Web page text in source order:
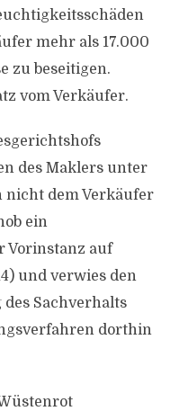
mehr als 17.000
zu beseitigen.
vom Verkäufer.
des Maklers unter
nicht dem Verkäufer
ein
Vorinstanz auf
und verwies den
Sachverhalts
dorthin